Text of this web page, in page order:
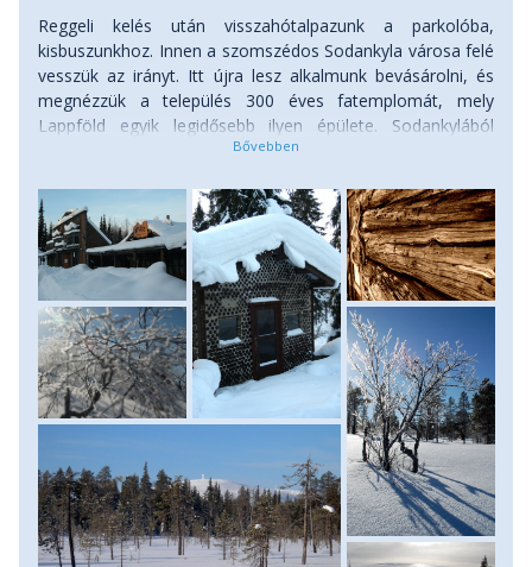
Reggeli kelés után visszahótalpazunk a parkolóba,
kisbuszunkhoz. Innen a szomszédos Sodankyla városa felé
vesszük az irányt. Itt újra lesz alkalmunk bevásárolni, és
megnézzük a település 300 éves fatemplomát, mely
Lappföld egyik legidősebb ilyen épülete. Sodankylából
észak felé folytatjuk utunkat. Megállunk még Tankavaara
lappföldi aranyláz tett településsé (a folyókban a mai napig
lehet aranyat mosni), és az aranymosásra egy látványos
múzeumot is építettek, illetve az egykori aranymosó
település ma skanzenként működik. Innen Ivalo-ba
utazunk, ahol a város szélén emelkedő hegyoldalon
elfoglaljuk szállásunkat, egy apartmanházat. Este szauna,
igény szerint.